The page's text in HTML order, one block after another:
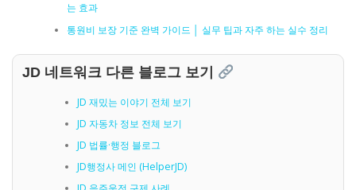
는 효과
통원비 보장 기준 완벽 가이드 │ 실무 팁과 자주 하는 실수 정리
JD 네트워크 다른 블로그 보기
JD 재밌는 이야기 전체 보기
JD 자동차 정보 전체 보기
JD 법률·행정 블로그
JD행정사 메인 (HelperJD)